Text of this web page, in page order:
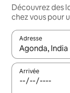
Découvrez des
chez vous pour
Adresse
Lorsque les
Arrivée